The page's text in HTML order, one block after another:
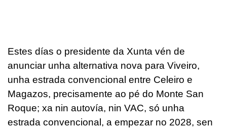
Estes días o presidente da Xunta vén de
anunciar unha alternativa nova para Viveiro,
unha estrada convencional entre Celeiro e
Magazos, precisamente ao pé do Monte San
Roque; xa nin autovía, nin VAC, só unha
estrada convencional, a empezar no 2028, sen